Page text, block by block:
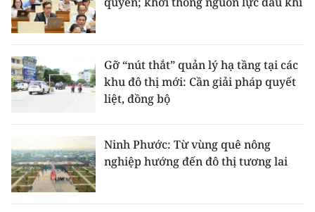
Gỡ “nút thắt” quản lý hạ tầng tại các
khu đô thị mới: Cần giải pháp quyết
liệt, đồng bộ
Ninh Phước: Từ vùng quê nông
nghiệp hướng đến đô thị tương lai